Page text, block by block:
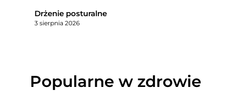
Drżenie posturalne
3 sierpnia 2026
Popularne w zdrowie